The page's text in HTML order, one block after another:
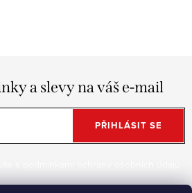
a slevy na váš e-mail
PŘIHLÁSIT SE